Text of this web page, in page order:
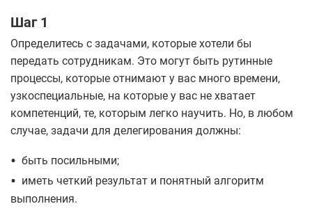
Шаг 1
Определитесь с задачами, которые хотели бы
передать сотрудникам. Это могут быть рутинные
процессы, которые отнимают у вас много времени,
узкоспециальные, на которые у вас не хватает
компетенций, те, которым легко научить. Но, в любом
случае, задачи для делегирования должны:
• быть посильными;
• иметь четкий результат и понятный алгоритм
выполнения.